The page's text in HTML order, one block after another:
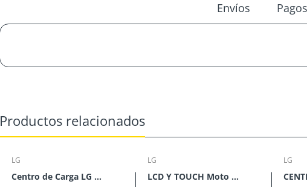
Envíos Pagos
Productos relacionados
LG
Centro de Carga LG M150 M153
LG
LCD Y TOUCH Moto E6s 2020*
LG